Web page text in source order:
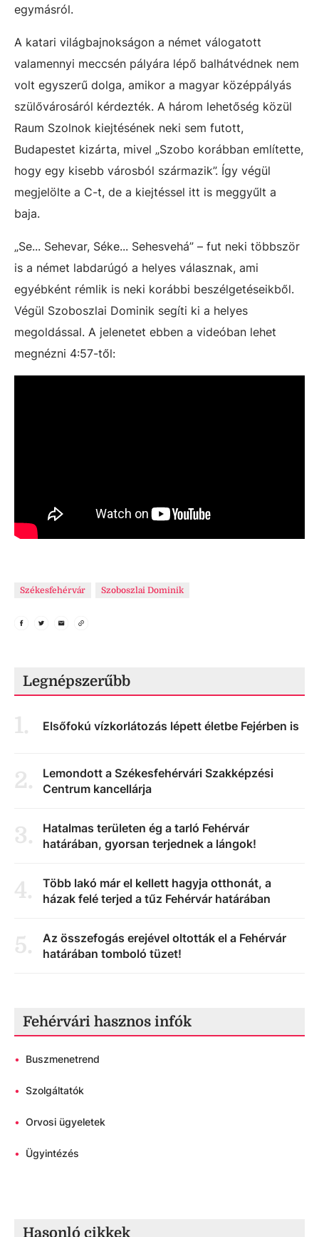
egymásról.
A katari világbajnokságon a német válogatott
valamennyi meccsén pályára lépő balhátvédnek nem
volt egyszerű dolga, amikor a magyar középpályás
szülővárosáról kérdezték. A három lehetőség közül
Raum Szolnok kiejtésének neki sem futott,
Budapestet kizárta, mivel „Szobo korábban említette,
hogy egy kisebb városból származik”. Így végül
megjelölte a C-t, de a kiejtéssel itt is meggyűlt a
baja.
„Se... Sehevar, Séke... Sehesvehá” – fut neki többször
is a német labdarúgó a helyes válasznak, ami
egyébként rémlik is neki korábbi beszélgetéseikből.
Végül Szoboszlai Dominik segíti ki a helyes
megoldással. A jelenetet ebben a videóban lehet
megnézni 4:57-től:
Székesfehérvár Szoboszlai Dominik
Legnépszerűbb
1. Elsőfokú vízkorlátozás lépett életbe Fejérben is
2.
Lemondott a Székesfehérvári Szakképzési
Centrum kancellárja
3.
Hatalmas területen ég a tarló Fehérvár
határában, gyorsan terjednek a lángok!
4.
Több lakó már el kellett hagyja otthonát, a
házak felé terjed a tűz Fehérvár határában
5.
Az összefogás erejével oltották el a Fehérvár
határában tomboló tüzet!
Fehérvári hasznos infók
• Buszmenetrend
• Szolgáltatók
• Orvosi ügyeletek
• Ügyintézés
Hasonló cikkek